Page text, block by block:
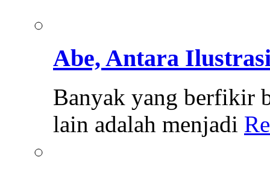
Abe, Antara
Banyak yang berfikir
lain adalah menjadi